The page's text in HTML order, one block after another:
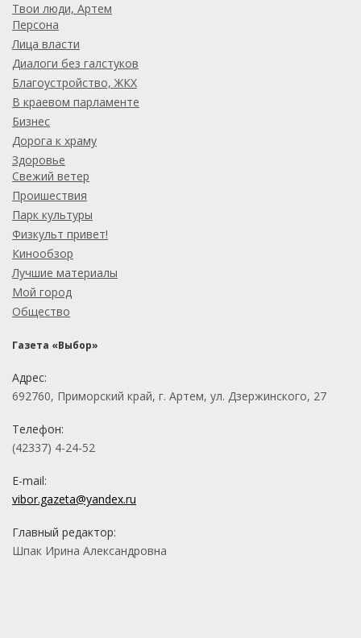
Твои люди, Артем
Персона
Лица власти
Диалоги без галстуков
Благоустройство, ЖКХ
В краевом парламенте
Бизнес
Дорога к храму
Здоровье
Свежий ветер
Проишествия
Парк культуры
Физкульт привет!
Кинообзор
Лучшие материалы
Мой город
Общество
Газета «Выбор»
Адрес:
692760, Приморский край, г. Артем, ул. Дзержинского, 27
Телефон:
(42337) 4-24-52
E-mail:
vibor.gazeta@yandex.ru
Главный редактор:
Шпак Ирина Александровна